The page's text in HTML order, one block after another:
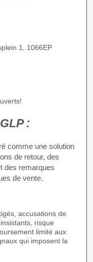
1, 1066EP
:
comme une solution
de retour, des
des remarques
de vente.
accusations de
risque
limité aux
qui imposent la